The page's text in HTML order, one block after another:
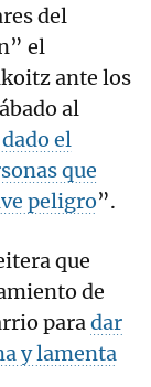
del
el
ante los
al
el
que
peligro”.
que
de
paradar
y lamenta